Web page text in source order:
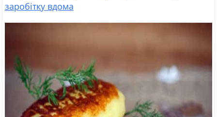
заробітку вдома